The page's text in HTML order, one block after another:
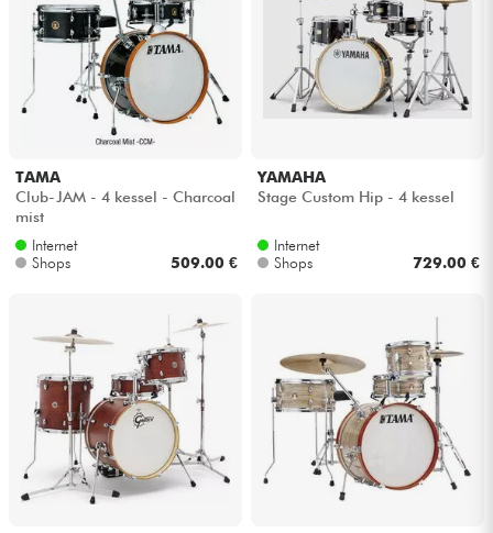
Bundle
Sehen Sie sich unsere Marken an
TAMA
Club-JAM - 4 kessel - Charcoal
mist
Internet
Shops
509.00 €
YAMAHA
Stage Custom Hip - 4 kessel
Internet
Shops
729.00 €